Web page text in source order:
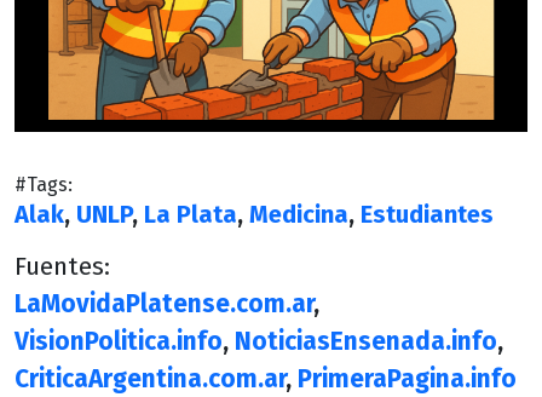
#Tags:
Alak, UNLP, La Plata, Medicina, Estudiantes
Fuentes:
LaMovidaPlatense.com.ar,
VisionPolitica.info, NoticiasEnsenada.info,
CriticaArgentina.com.ar, PrimeraPagina.info